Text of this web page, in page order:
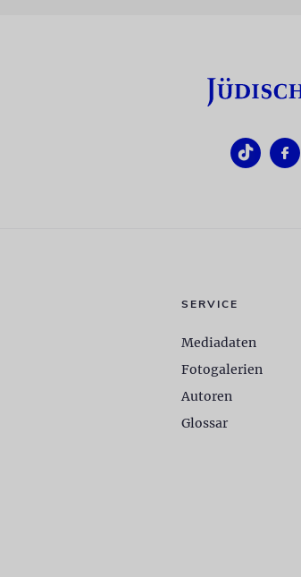
SERVICE
Mediadaten
Fotogalerien
Autoren
Glossar